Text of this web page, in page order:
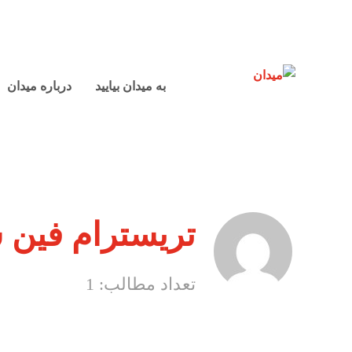
به میدان بیایید درباره میدان
تریسترام
تعداد مطالب: 1